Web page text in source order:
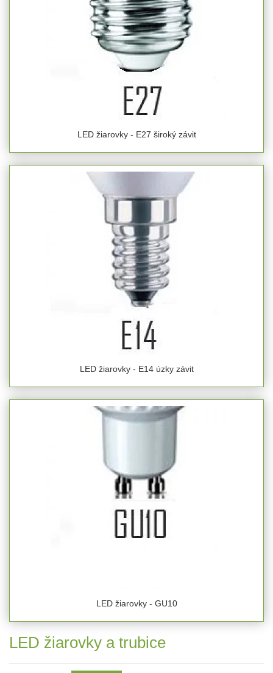
LED žiarovky - E27 široký závit
LED žiarovky - E14 úzky závit
LED žiarovky - GU10
LED žiarovky a trubice